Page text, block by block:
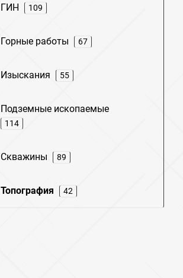
ГИН 109
Горные работы 67
Изыскания 55
Подземные ископаемые
114
Скважины 89
Топография 42